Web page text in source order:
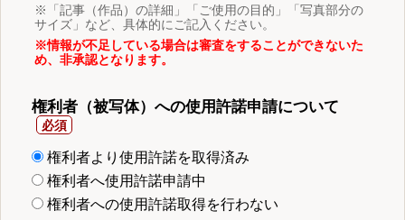
※「記事（作品）の詳細」「ご使用の目的」「写真部分の
サイズ」など、具体的にご記入ください。
※情報が不足している場合は審査をすることができないた
め、非承認となります。
権利者（被写体）への使用許諾申請について
権利者より使用許諾を取得済み
権利者へ使用許諾申請中
権利者への使用許諾取得を行わない